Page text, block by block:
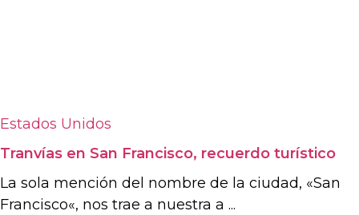
Estados Unidos
Tranvías en San Francisco, recuerdo turístico
La sola mención del nombre de la ciudad, «San
Francisco«, nos trae a nuestra a ...